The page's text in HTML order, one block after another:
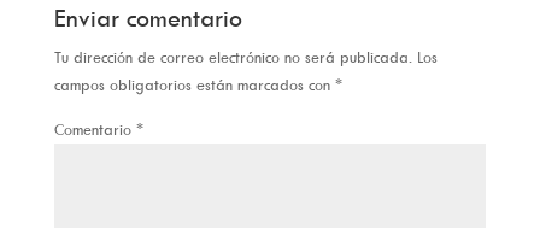
Enviar comentario
Tu dirección de correo electrónico no será publicada. Los
campos obligatorios están marcados con *
Comentario *